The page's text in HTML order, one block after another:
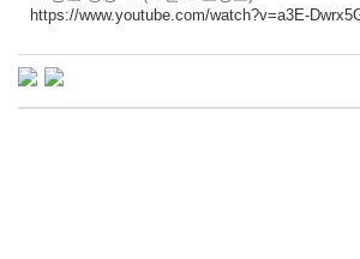
https://www.youtube.com/watch?v=a3E-